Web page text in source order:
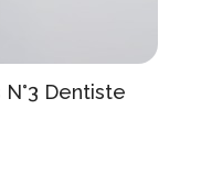
Dentiste